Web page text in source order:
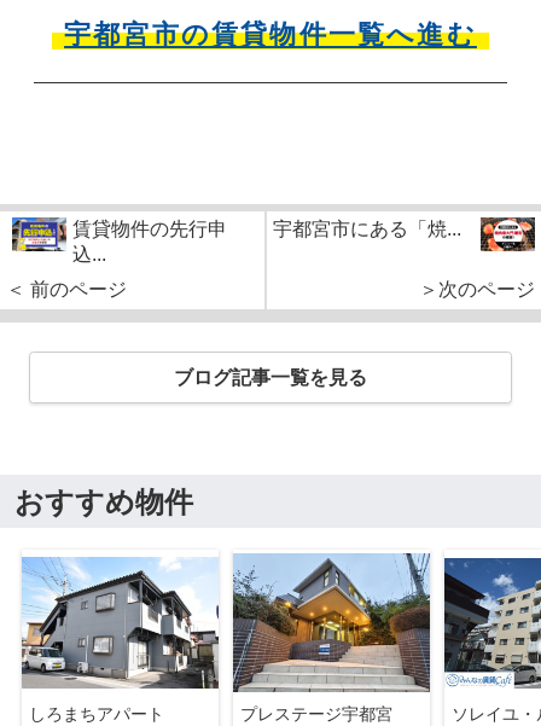
宇都宮市の賃貸物件一覧へ進む
賃貸物件の先行申
込...
＜ 前のページ
宇都宮市にある「焼...
＞次のページ
ブログ記事一覧を見る
おすすめ物件
しろまちアパート
プレステージ宇都宮
ソレイユ